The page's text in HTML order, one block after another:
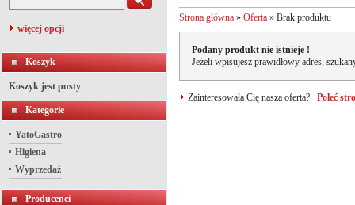
więcej opcji
Koszyk
Koszyk jest pusty
Kategorie
YatoGastro
Higiena
Wyprzedaż
Producenci
Strona główna » Oferta » Brak produktu
Podany produkt nie istnieje !
Jeżeli wpisujesz prawidłowy adres,
Zainteresowała Cię nasza oferta? Poleć